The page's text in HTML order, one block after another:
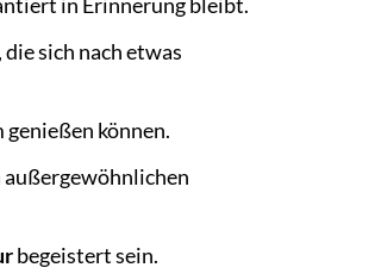
in Erinnerung bleibt.
sich nach etwas
genießen können.
außergewöhnlichen
begeistert sein.